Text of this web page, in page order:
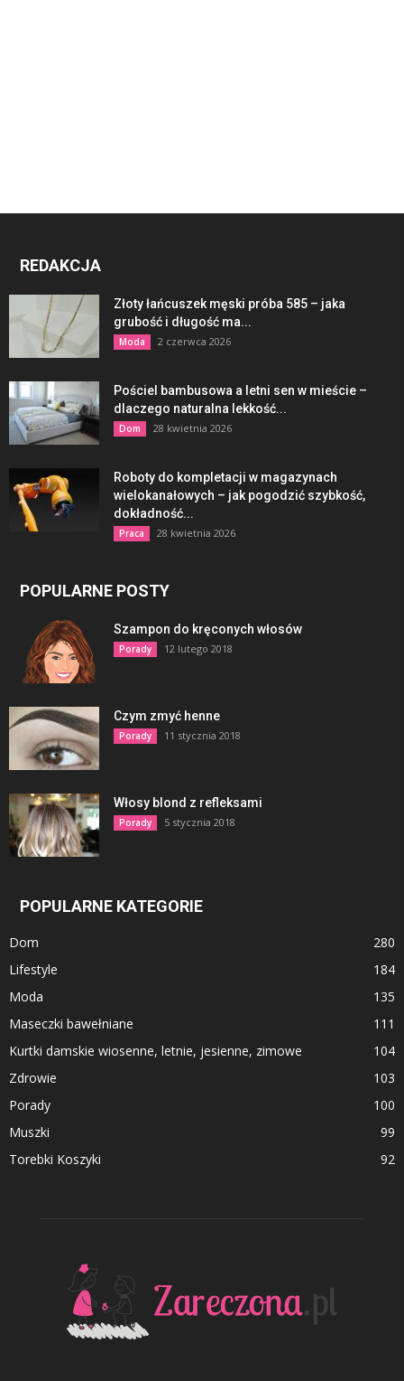
REDAKCJA
Złoty łańcuszek męski próba 585 – jaka
grubość i długość ma...
Moda 2 czerwca 2026
Pościel bambusowa a letni sen w mieście –
dlaczego naturalna lekkość...
Dom 28 kwietnia 2026
Roboty do kompletacji w magazynach
wielokanałowych – jak pogodzić szybkość,
dokładność...
Praca 28 kwietnia 2026
POPULARNE POSTY
Szampon do kręconych włosów
Porady 12 lutego 2018
Czym zmyć henne
Porady 11 stycznia 2018
Włosy blond z refleksami
Porady 5 stycznia 2018
POPULARNE KATEGORIE
Dom
280
Lifestyle
184
Moda
135
Maseczki bawełniane
111
Kurtki damskie wiosenne, letnie, jesienne, zimowe
104
Zdrowie
103
Porady
100
Muszki
99
Torebki Koszyki
92